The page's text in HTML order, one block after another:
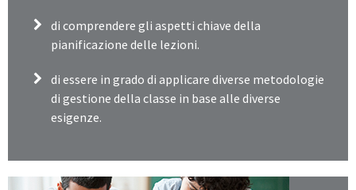
di comprendere gli aspetti chiave della
pianificazione delle lezioni.
di essere in grado di applicare diverse metodologie
di gestione della classe in base alle diverse
esigenze.